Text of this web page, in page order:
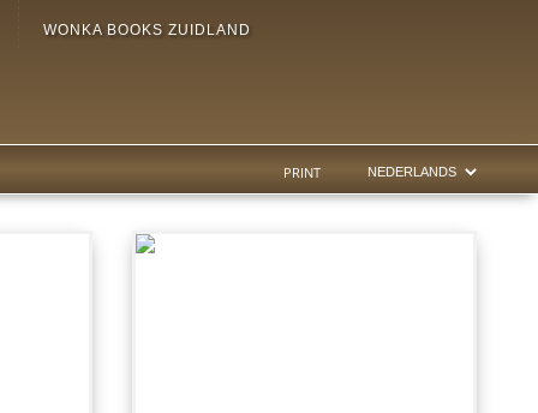
WONKA BOOKS ZUIDLAND
PRINT